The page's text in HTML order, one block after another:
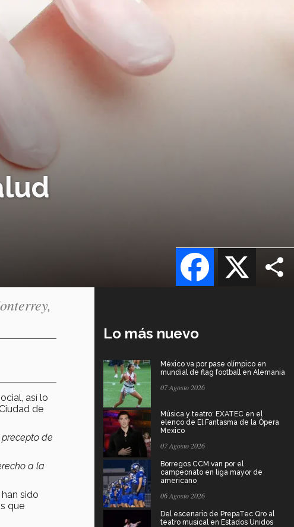
X
Facebook
así lo
de
de
a la
sido
que
Lo más nuevo
México va por pase olímpico en
mundial de flag football en Alemania
07 Agosto 2026
Música y teatro: EXATEC en el
elenco de El Fantasma de la Ópera
Mexico
07 Agosto 2026
Borregos CCM van por el
campeonato en liga mayor de
americano
06 Agosto 2026
Del escenario de PrepaTec Qro al
teatro musical en Estados Unidos